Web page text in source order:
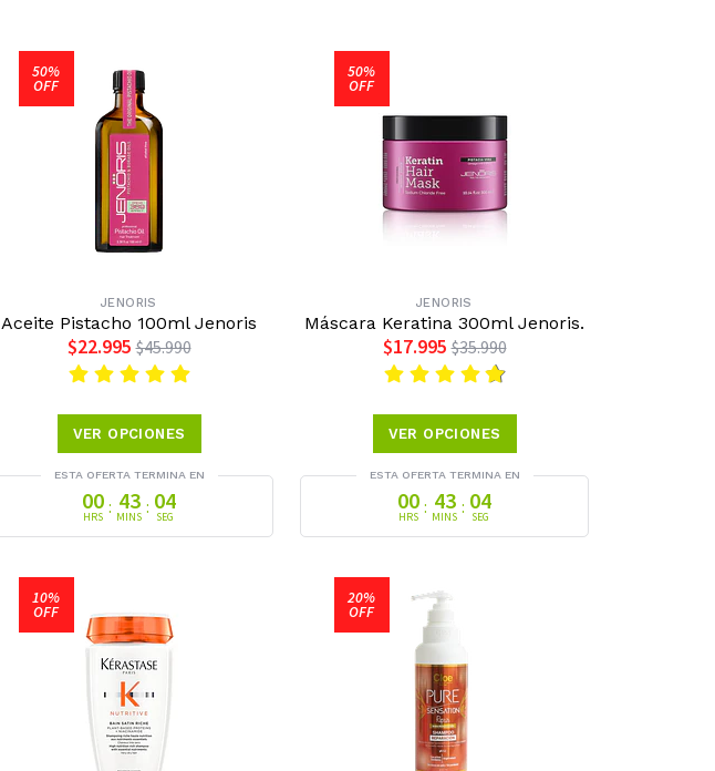
50%
OFF
JENORIS
Aceite Pistacho 100ml Jenoris
$22.995 $45.990
VER OPCIONES
ESTA OFERTA TERMINA EN
00
HRS : 43
MINS : 03
SEG
50%
OFF
JENORIS
Máscara Keratina 300ml Jenoris.
$17.995 $35.990
VER OPCIONES
ESTA OFERTA TERMINA EN
00
HRS : 43
MINS : 03
SEG
10%
OFF
20%
OFF